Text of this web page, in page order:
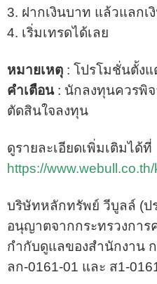
3. ฝากเงินบาท แล้วแลกเ
4. เริ่มเทรดได้เลย
หมายเหตุ : โปรโมชั่นตั้งแ
คำเตือน: นักลงทุนควรพิ
ตัดสินใจลงทุน
ดูรายละเอียดเพิ่มเติมได้ที่
https://
บริษัทหลักทรัพย์ วีบูลล์ (ป
อนุญาตจากกระทรวงการ
กำกับดูแลของสำนักงาน
ลก-0161-01 และ ส1-